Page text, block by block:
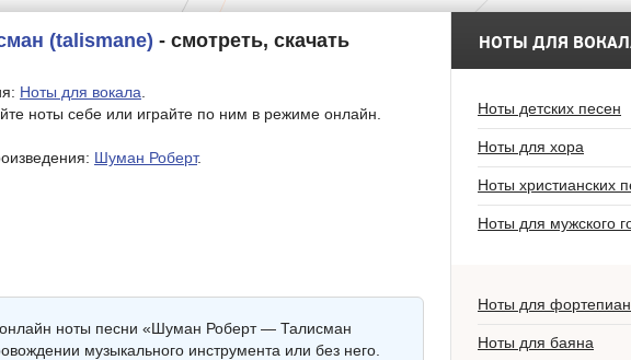
(talismane) - смотреть, скачать
Ноты для вокала
ноты себе или играйте по ним в режиме онлайн.
Шуман Роберт.
онлайн ноты песни «Шуман Роберт — Талисман
музыкального инструмента или без него.
НОТЫ ДЛЯ
Ноты детских песен
Ноты для хора
Ноты христианских
Ноты для мужского
Ноты для
Ноты для баяна